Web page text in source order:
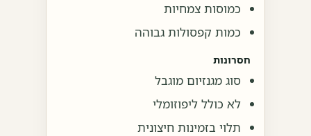
כמוסות צמחיות
כמות קפסולות גבוהה
חסרונות
סוג מגנזיום מוגבל
לא כולל ליפוזומלי
תלוי בזמינות חיצונית